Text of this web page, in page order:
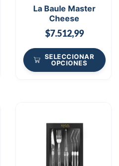
La Baule Master
Cheese
$7.512,99
SELECCIONAR
OPCIONES